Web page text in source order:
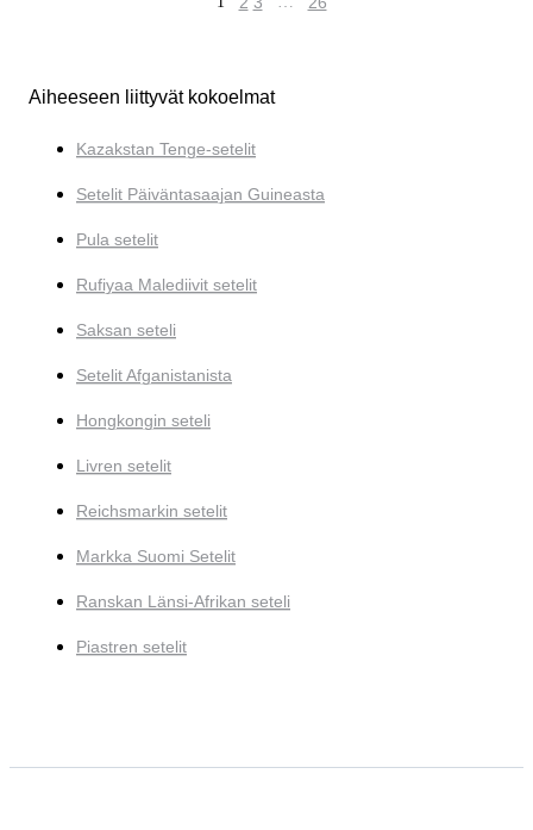
Aiheeseen liittyvät kokoelmat
Kazakstan Tenge-setelit
Setelit Päiväntasaajan Guineasta
Pula setelit
Rufiyaa Malediivit setelit
Saksan seteli
Setelit Afganistanista
Hongkongin seteli
Livren setelit
Reichsmarkin setelit
Markka Suomi Setelit
Ranskan Länsi-Afrikan seteli
Piastren setelit